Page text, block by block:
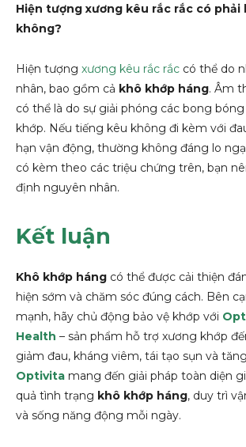
Hiện tượng xương kêu rắc rắc có phải
không?
Hiện tượng xương kêu rắc rắc có thể do
nhân, bao gồm cả khô khớp háng. Âm
có thể là do sự giải phóng các bong
khớp. Nếu tiếng kêu không đi kèm với
hạn vận động, thường không đáng lo
có kèm theo các triệu chứng trên, bạn
định nguyên nhân.
Kết luận
Khô khớp háng có thể được cải thiện
hiện sớm và chăm sóc đúng cách. Bên
mạnh, hãy chủ động bảo vệ khớp với
Health – sản phẩm hỗ trợ xương khớp
giảm đau, kháng viêm, tái tạo sụn và
Optivita mang đến giải pháp toàn diện
quả tình trạng khô khớp háng, duy trì
và sống năng động mỗi ngày.